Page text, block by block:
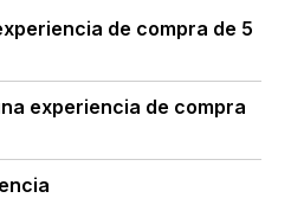
de compra de 5
experiencia de compra